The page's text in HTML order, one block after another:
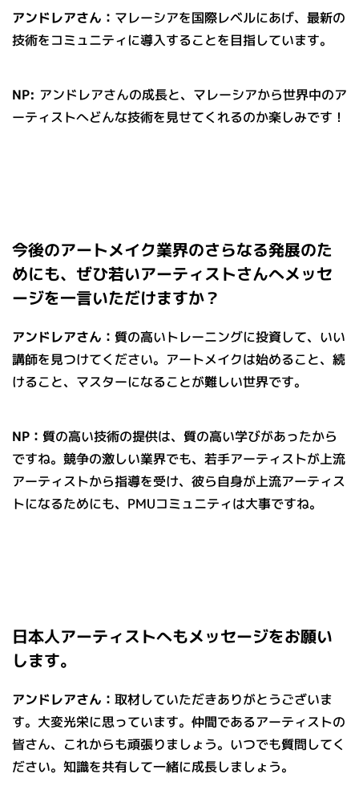
アンドレアさん： マレーシアを国際レベルにあげ、最新の
技術をコミュニティに導入することを目指しています。
NP: アンドレアさんの成長と、マレーシアから世界中のア
ーティストへどんな技術を見せてくれるのか楽しみです！
今後のアートメイク業界のさらなる発展のた
めにも、ぜひ若いアーティストさんへメッセ
ージを一言いただけますか？
アンドレアさん： 質の高いトレーニングに投資して、いい
講師を見つけてください。アートメイクは始めること、続
けること、マスターになることが難しい世界です。
NP： 質の高い技術の提供は、質の高い学びがあったから
ですね。競争の激しい業界でも、若手アーティストが上流
アーティストから指導を受け、彼ら自身が上流アーティス
トになるためにも、PMUコミュニティは大事ですね。
日本人アーティストへもメッセージをお願い
します。
アンドレアさん： 取材していただきありがとうございま
す。大変光栄に思っています。仲間であるアーティストの
皆さん、これからも頑張りましょう。いつでも質問してく
ださい。知識を共有して一緒に成長しましょう。